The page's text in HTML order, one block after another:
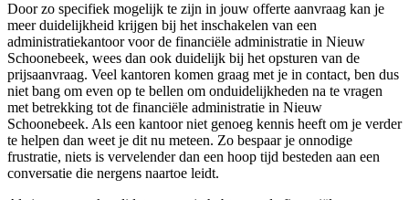
Door zo specifiek mogelijk te zijn in jouw offerte aanvraag kan je
meer duidelijkheid krijgen bij het inschakelen van een
administratiekantoor voor de financiële administratie in Nieuw
Schoonebeek, wees dan ook duidelijk bij het opsturen van de
prijsaanvraag. Veel kantoren komen graag met je in contact, ben dus
niet bang om even op te bellen om onduidelijkheden na te vragen
met betrekking tot de financiële administratie in Nieuw
Schoonebeek. Als een kantoor niet genoeg kennis heeft om je verder
te helpen dan weet je dit nu meteen. Zo bespaar je onnodige
frustratie, niets is vervelender dan een hoop tijd besteden aan een
conversatie die nergens naartoe leidt.